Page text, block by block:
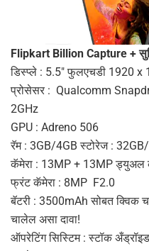
Flipkart Billion Capture +
डिस्प्ले : 5.5″ फुलएचडी 1920 x
प्रोसेसर : Qualcomm
2GHz
GPU : Adreno 506
रॅम : 3GB/4GB स्टोरेज :
कॅमेरा : 13MP + 13MP ड्युअल
फ्रंट कॅमेरा : 8MP F2.0
बॅटरी : 3500mAh सोबत क्विक
चालेल असा दावा!
ऑपरेटिंग सिस्टिम : स्टॉक